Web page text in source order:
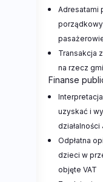
Adresatami
Transakcja
na rzecz
Finanse
uzyskać i
działalności
Odpłatna
dzieci w
objęte VAT